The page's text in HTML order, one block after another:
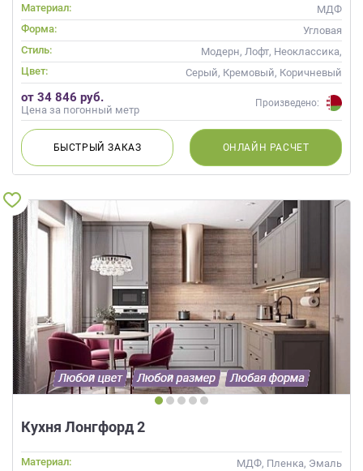
Материал:
МДФ
Форма:
Угловая
Стиль:
Модерн, Лофт, Неоклассика,
Современные
Цвет: Серый, Кремовый, Коричневый
от 34 846 руб.
Цена за погонный метр
Произведено:
БЫСТРЫЙЗАКАЗ ОНЛАЙН РАСЧЕТ
Кухня Лонгфорд 2
Материал:
МДФ, Пленка, Эмаль